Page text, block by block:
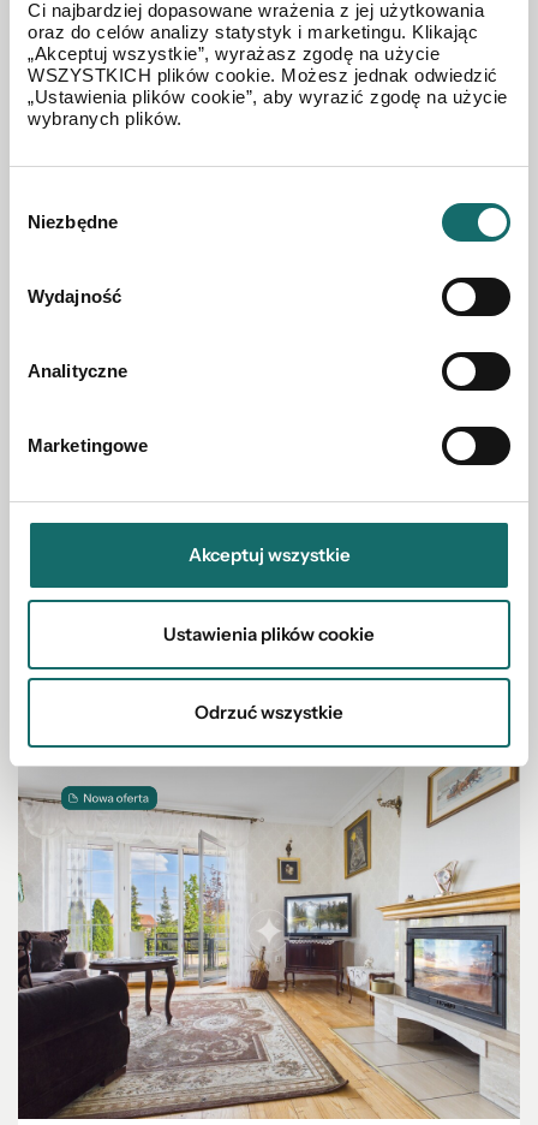
Ci najbardziej dopasowane wrażenia z jej użytkowania
oraz do celów analizy statystyk i marketingu. Klikając
„Akceptuj wszystkie”, wyrażasz zgodę na użycie
WSZYSTKICH plików cookie. Możesz jednak odwiedzić
„Ustawienia plików cookie”, aby wyrazić zgodę na użycie
wybranych plików.
zgody
Niezbędne
Wydajność
Analityczne
Marketingowe
Akceptuj wszystkie
Ustawienia plików cookie
Odrzuć wszystkie
2 100 PLN
Garaż ul. Chmielna Włocławek
Włocławek | ul. Chmielna | 30 m²
80 000 PLN